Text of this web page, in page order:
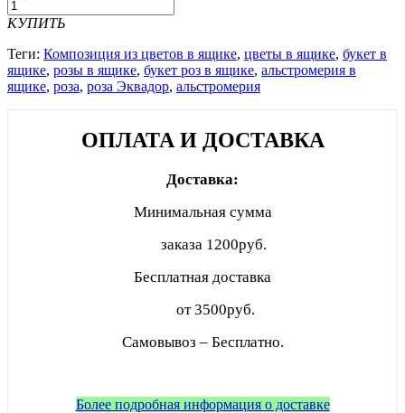
КУПИТЬ
Теги: Композиция из цветов в ящике, цветы в ящике, букет в
ящике, розы в ящике, букет роз в ящике, альстромерия в
ящике, роза, роза Эквадор, альстромерия
ОПЛАТА И ДОСТАВКА
Доставка:
Минимальная сумма
заказа 1200руб.
Бесплатная доставка
от 3500руб.
Самовывоз – Бесплатно.
Более подробная информация о доставке